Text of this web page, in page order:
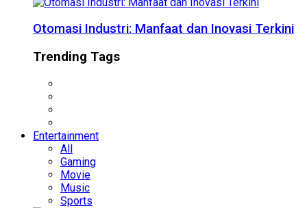
Otomasi Industri: Manfaat dan Inovasi Terkini
Trending Tags
Entertainment
All
Gaming
Movie
Music
Sports